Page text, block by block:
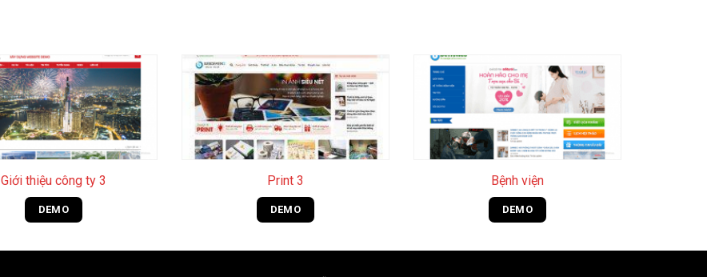
Giới thiệu công ty 3
DEMO
+
Print 3
DEMO
+
Bệnh viện
DEMO